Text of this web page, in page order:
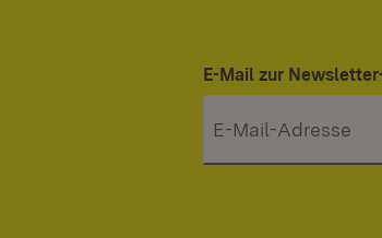
E-Mail zur